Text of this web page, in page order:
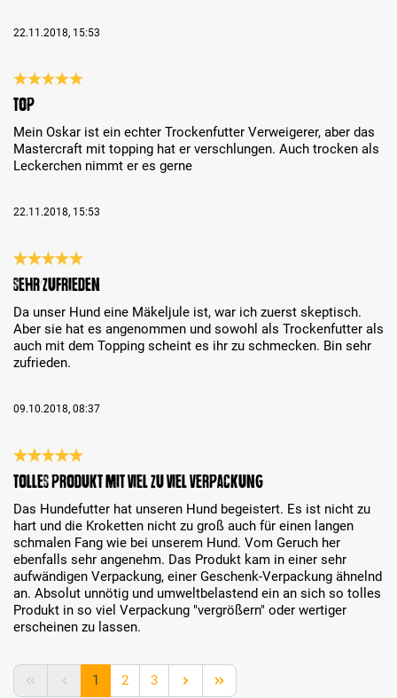
22.11.2018, 15:53
Análise com classificação de 5 de 5 estrelas
Top
Mein Oskar ist ein echter Trockenfutter Verweigerer, aber das
Mastercraft mit topping hat er verschlungen. Auch trocken als
Leckerchen nimmt er es gerne
22.11.2018, 15:53
Análise com classificação de 5 de 5 estrelas
Sehr zufrieden
Da unser Hund eine Mäkeljule ist, war ich zuerst skeptisch.
Aber sie hat es angenommen und sowohl als Trockenfutter als
auch mit dem Topping scheint es ihr zu schmecken. Bin sehr
zufrieden.
09.10.2018, 08:37
Análise com classificação de 5 de 5 estrelas
Tolles Produkt mit viel zu viel Verpackung
Das Hundefutter hat unseren Hund begeistert. Es ist nicht zu
hart und die Kroketten nicht zu groß auch für einen langen
schmalen Fang wie bei unserem Hund. Vom Geruch her
ebenfalls sehr angenehm. Das Produkt kam in einer sehr
aufwändigen Verpackung, einer Geschenk-Verpackung ähnelnd
an. Absolut unnötig und umweltbelastend ein an sich so tolles
Produkt in so viel Verpackung "vergrößern" oder wertiger
erscheinen zu lassen.
Lado
1 Lado
2 Lado
3